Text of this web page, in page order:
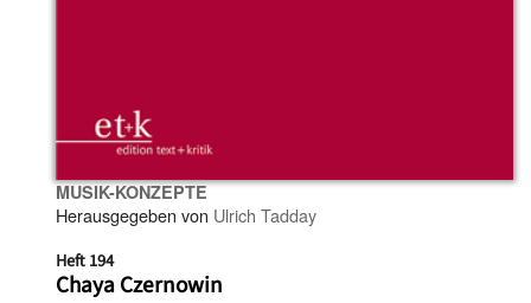
MUSIK-KONZEPTE
Herausgegeben von Ulrich Tadday
Heft 194
Chaya Czernowin